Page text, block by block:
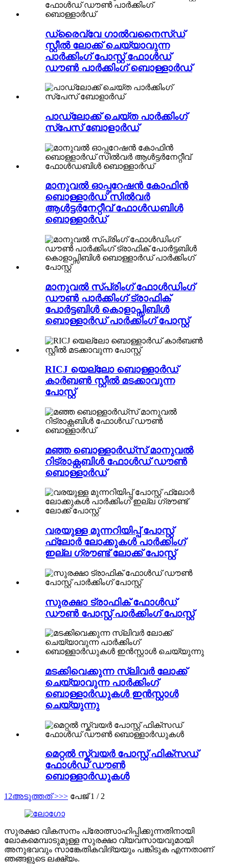
ഡ്രൈവ്‌വേ ഗാൽവനൈസ്ഡ്
സ്റ്റീൽ ലോക്ക് ചെയ്യാവുന്ന
പാർക്കിംഗ് പോസ്റ്റ് ഫോൾഡ്
ഡൗൺ പാർക്കിംഗ് ബൊള്ളാർഡ്
പാഡ്‌ലോക്ക് ചെയ്ത പാർക്കിംഗ്
സ്‌പേസ് ബോളാർഡ്
മാനുവൽ ഓപ്പറേഷൻ കോഫിൻ
ബൊള്ളാർഡ് സിൽവർ
ആൾട്ടർനേറ്റീവ് ഫോൾഡബിൾ
ബൊള്ളാർഡ്
മാനുവൽ സ്പ്രിംഗ് ഫോൾഡിംഗ്
ഡൗൺ പാർക്കിംഗ് ട്രാഫിക്
പോർട്ടബിൾ കൊളാപ്സിബിൾ
ബൊള്ളാർഡ് പാർക്കിംഗ് പോസ്റ്റ്
RICJ യെല്ലോ ബൊള്ളാർഡ്
കാർബൺ സ്റ്റീൽ മടക്കാവുന്ന
പോസ്റ്റ്
മഞ്ഞ ബൊള്ളാർഡ്സ് മാനുവൽ
റിട്രാക്റ്റബിൾ ഫോൾഡ് ഡൗൺ
ബൊള്ളാർഡ്
വരയുള്ള മുന്നറിയിപ്പ് പോസ്റ്റ്
ഫ്ലോർ ലോക്കുകൾ പാർക്കിംഗ്
ഇല്ല ഗ്രൗണ്ട് ലോക്ക് പോസ്റ്റ്
സുരക്ഷാ ട്രാഫിക് ഫോൾഡ്
ഡൗൺ പോസ്റ്റ് പാർക്കിംഗ് പോസ്റ്റ്
മടക്കിവെക്കുന്ന സ്ലിവർ ലോക്ക്
ചെയ്യാവുന്ന പാർക്കിംഗ്
ബൊള്ളാർഡുകൾ ഇൻസ്റ്റാൾ
ചെയ്യുന്നു
മെറ്റൽ സ്ക്വയർ പോസ്റ്റ് ഫിക്സഡ്
ഫോൾഡ് ഡൗൺ
ബൊള്ളാർഡുകൾ
1 2അടുത്തത് >>> പേജ് 1 / 2
സുരക്ഷാ വികസനം പ്രോത്സാഹിപ്പിക്കുന്നതിനായി
ലോകമെമ്പാടുമുള്ള സുരക്ഷാ വ്യവസായവുമായി
അനുഭവവും സാങ്കേതികവിദ്യയും പങ്കിടുക എന്നതാണ്
ഞങ്ങളുടെ ലക്ഷ്യം.